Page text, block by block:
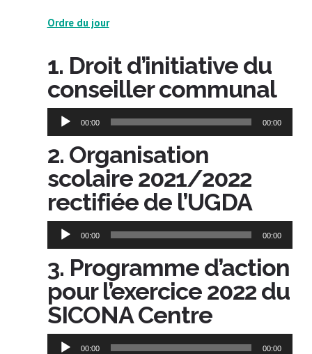
Ordre du jour
1. Droit d’initiative du
conseiller communal
Lecteur
audio
00:00 00:00
2. Organisation
scolaire 2021/2022
rectifiée de l’UGDA
Lecteur
audio
00:00 00:00
3. Programme d’action
pour l’exercice 2022 du
SICONA Centre
Lecteur
00:00 00:00